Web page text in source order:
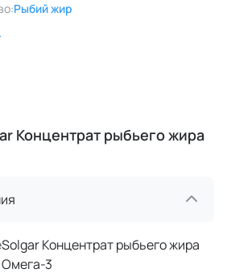
Рыбий жир
Концентрат рыбьего жира
Solgar Концентрат рыбьего жира
Омега-3